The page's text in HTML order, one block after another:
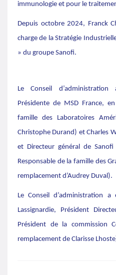
immunologie et pour le
Depuis octobre 2024, Franck
charge de la Stratégie
» du groupe Sanofi.
Le Conseil
Présidente de MSD France,
famille des Laboratoires
Christophe Durand) et Charles
et Directeur général de
Responsable de la famille des
remplacement d’Audrey Duval).
Le Conseil d’administration a
Lassignardie, Président
Président de la commission
remplacement de Clarisse